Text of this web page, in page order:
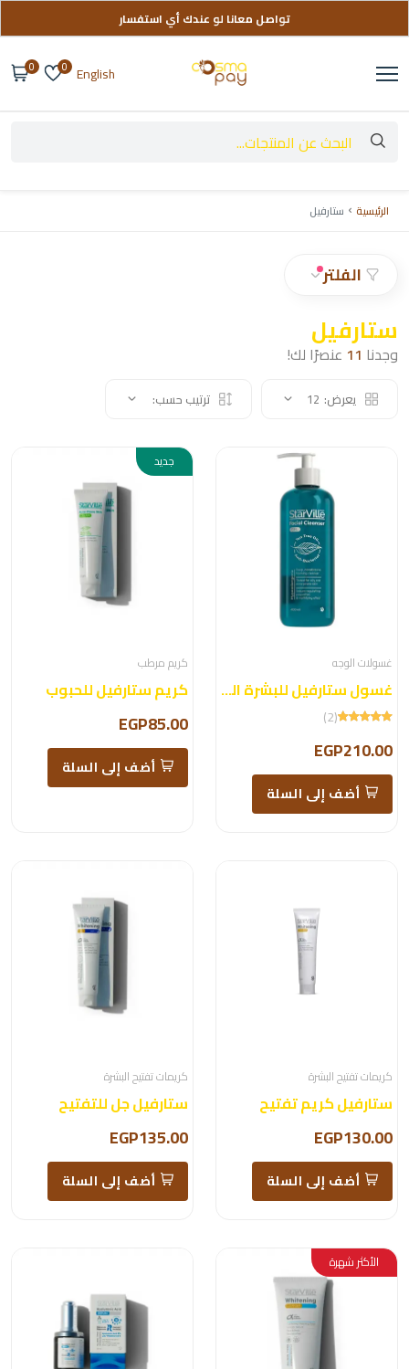
تواصل معانا لو عندك أي استفسار
توصيل مجاني على طلباتك فوق 999 ج
English
0
0
الرئيسية ستارفيل
الفلتر
ستارفيل
وجدنا 11 عنصرًا لك!
يعرض: 12 ترتيب حسب:
غسولات الوجه
غسول ستارفيل للبشرة الدهنية والمختلطة 400 مل
(2)
EGP210.00
أضف إلى السلة
جديد
كريم مرطب
كريم ستارفيل للحبوب
EGP85.00
أضف إلى السلة
كريمات تفتيح البشرة
ستارفيل كريم تفتيح
EGP130.00
أضف إلى السلة
كريمات تفتيح البشرة
ستارفيل جل للتفتيح
EGP135.00
أضف إلى السلة
الأكثر شهرة